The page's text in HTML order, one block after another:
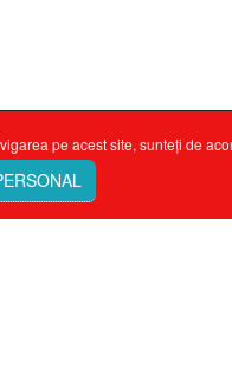
pe acest site, sunteți de